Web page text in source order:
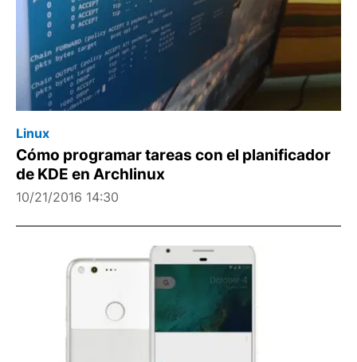
Linux
Cómo programar tareas con el planificador
de KDE en Archlinux
10/21/2016 14:30